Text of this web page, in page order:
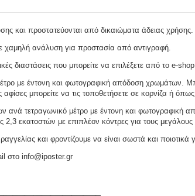
και προστατεύονται από δικαιώματα άδειας χρήσης.
χαμηλή ανάλυση για προστασία από αντιγραφή.
διαστάσεις που μπορείτε να επιλέξετε από το e-shop
με έντονη και φωτογραφική απόδοση χρωμάτων.
μπορείτε να τις τοποθετήσετε σε κορνίζα ή όπως
τετραγωνικό μέτρο με έντονη και φωτογραφική
εκατοστών με επιπλέον κόντρες για τους
και φροντίζουμε να είναι σωστά και ποιοτικά
στο info@iposter.gr